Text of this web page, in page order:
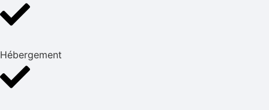
Hébergement